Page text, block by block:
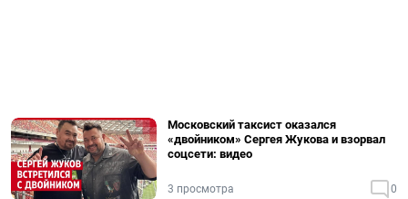
Московский таксист оказался
«двойником» Сергея Жукова и взорвал
соцсети: видео
3 просмотра 0